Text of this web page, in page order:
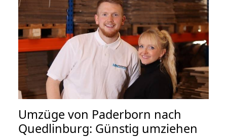
Umzüge von Paderborn nach
Quedlinburg: Günstig umziehen